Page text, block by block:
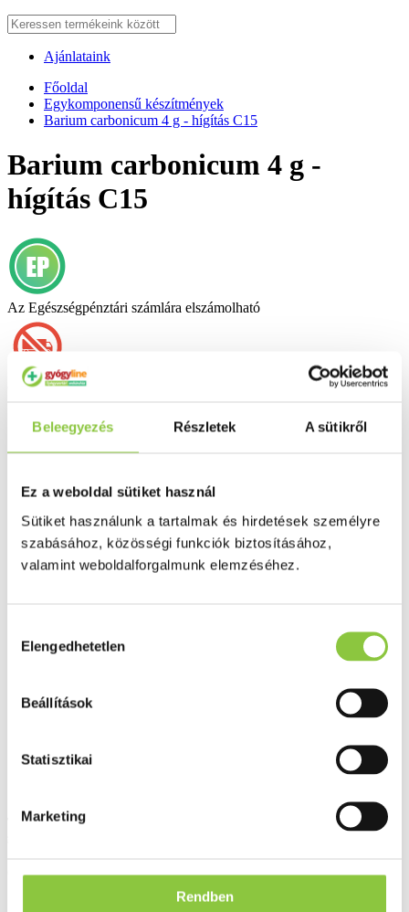
Beleegyezés Részletek A sütikről
Ez a weboldal sütiket használ
Sütiket használunk a tartalmak és hirdetések személyre
szabásához, közösségi funkciók biztosításához,
valamint weboldalforgalmunk elemzéséhez.
kiválasztása
Elengedhetetlen
Beállítások
Statisztikai
Marketing
Rendben
Ajánlataink
Főoldal
Egykomponensű készítmények
Barium carbonicum 4 g - hígítás C15
Barium carbonicum 4 g -
hígítás C15
Az Egészségpénztári számlára elszámolható
Csak személyesen átvehető termék
Terápiás javaslat nélkül engedélyezett homeopátiás monokomponensű
Gyártó: